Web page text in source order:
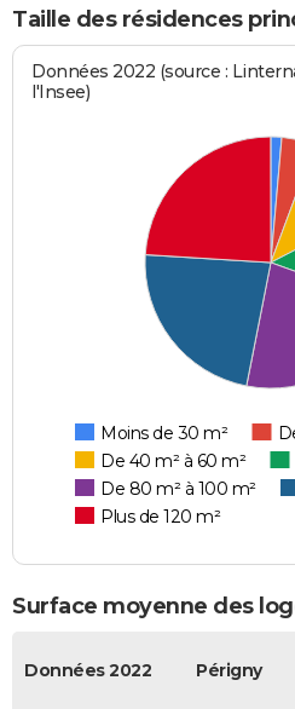
Taille des résidences
Données 2022 (source :
l'Insee)
Moins de 30 m²
De 40 m² à 60 m²
De 80 m² à 100 m²
Plus de 120 m²
Surface moyenne des
Données 2022 Périgny